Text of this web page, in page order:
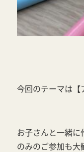
今回のテーマは【
お子さんと一緒に
のみのご参加も大